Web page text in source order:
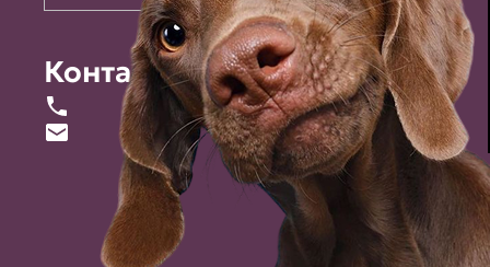
Контакты